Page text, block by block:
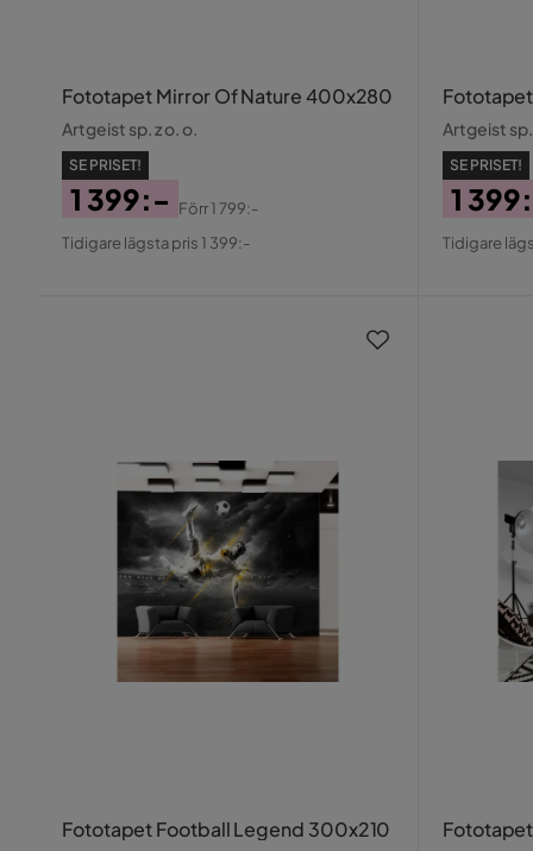
Fototapet Mirror Of Nature 400x280
Artgeist sp. z o. o.
SE PRISET!
Pris
1 399:-
Original
Förr1 799:-
Tidigare lägsta pris 1 399:-
Artgeist sp.
SE PRISET!
Pris
1
Tidigare
Fototapet Football Legend 300x210